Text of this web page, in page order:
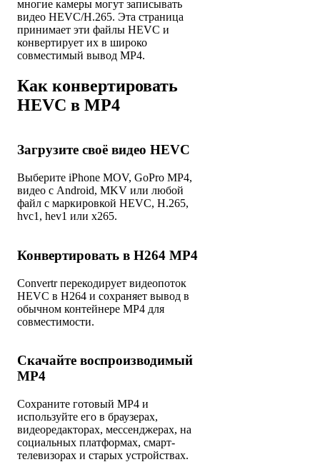
многие камеры могут записывать
видео HEVC/H.265. Эта страница
принимает эти файлы HEVC и
конвертирует их в широко
совместимый вывод MP4.
Как конвертировать
HEVC в MP4
Загрузите своё видео HEVC
Выберите iPhone MOV, GoPro MP4,
видео с Android, MKV или любой
файл с маркировкой HEVC, H.265,
hvc1, hev1 или x265.
Конвертировать в H264 MP4
Convertr перекодирует видеопоток
HEVC в H264 и сохраняет вывод в
обычном контейнере MP4 для
совместимости.
Скачайте воспроизводимый
MP4
Сохраните готовый MP4 и
используйте его в браузерах,
видеоредакторах, мессенджерах, на
социальных платформах, смарт-
телевизорах и старых устройствах.